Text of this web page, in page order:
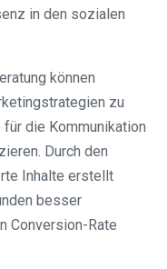
in den sozialen
können
zu
die Kommunikation
Durch den
Inhalte erstellt
besser
Conversion-Rate